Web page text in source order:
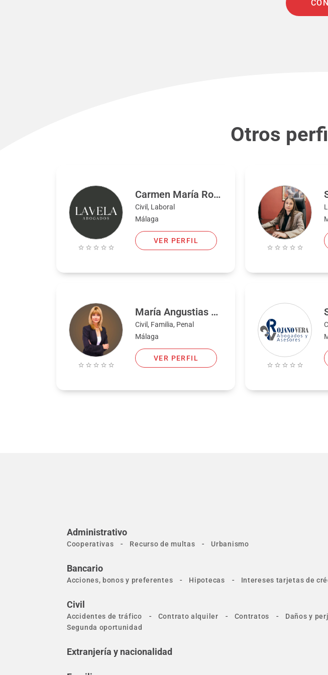
Otros
Carmen María Rodríguez Lavela
Civil, Laboral
Málaga
VER PERFIL
María Angustias Montalbán Peregrin
Civil, Familia, Penal
Málaga
VER PERFIL
Administrativo
Cooperativas - Recurso de multas - Urbanismo
Bancario
Acciones, bonos y preferentes - Hipotecas - Intereses tarjetas de
Civil
Accidentes de tráfico - Contrato alquiler - Contratos - Daños y
Segunda oportunidad
Extranjería y nacionalidad